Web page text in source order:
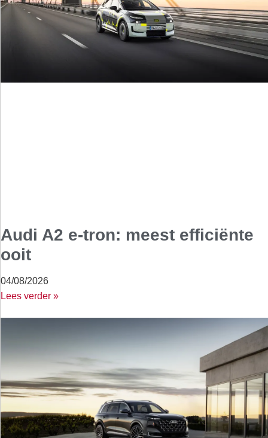
Audi A2 e-tron: meest efficiënte
ooit
04/08/2026
Lees verder »